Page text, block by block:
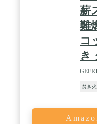
た際に、不備があ
お気軽にご連絡く
トサービス内の「
歴」→「販売元」→
薪
難
コ
き
焚き